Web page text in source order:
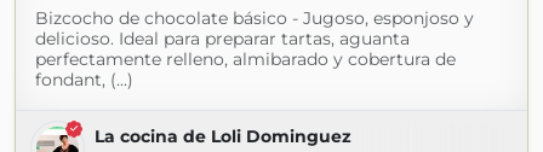
Bizcocho de chocolate básico - Jugoso, esponjoso y
delicioso. Ideal para preparar tartas, aguanta
perfectamente relleno, almibarado y cobertura de
fondant, (...)
La cocina de Loli Dominguez